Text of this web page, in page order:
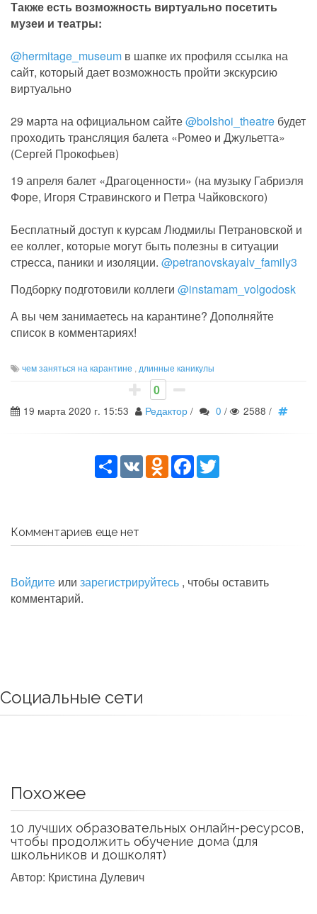
Также есть возможность виртуально посетить
музеи и театры:
@hermitage_museum в шапке их профиля ссылка на
сайт, который дает возможность пройти экскурсию
виртуально
29 марта на официальном сайте@bolshoi_theatre будет
проходить трансляция балета «Ромео и Джульетта»
(Сергей Прокофьев)
19 апреля балет «Драгоценности» (на музыку Габриэля
Форе, Игоря Стравинского и Петра Чайковского)
Бесплатный доступ к курсам Людмилы Петрановской и
ее коллег, которые могут быть полезны в ситуации
стресса, паники и изоляции. @petranovskayalv_family3
Подборку подготовили коллеги @instamam_volgodosk
А вы чем занимаетесь на карантине? Дополняйте
список в комментариях!
чем заняться на карантине длинные каникулы
0
19 марта 2020 г. 15:53 Редактор / 0 / 2588 /
ShareVK Odnoklassniki
Facebook
Twitter
Комментариев еще нет
Войдите или зарегистрируйтесь , чтобы оставить
комментарий.
Социальные сети
Похожее
10 лучших образовательных онлайн-ресурсов,
чтобы продолжить обучение дома (для
школьников и дошколят)
Автор: Кристина Дулевич